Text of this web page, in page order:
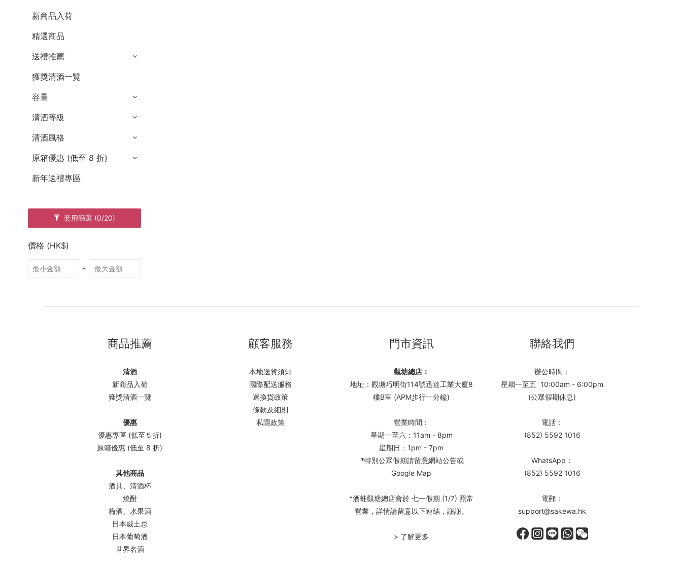
新商品入荷
精選商品
送禮推薦
獲獎清酒一覽
容量
清酒等級
清酒風格
原箱優惠 (低至 8 折)
新年送禮專區
套用篩選 (0/20)
價格 (HK$)
~
商品推薦
清酒
新商品入荷
獲獎清酒一覽
優惠
優惠專區 (低至５折)
原箱優惠 (低至 8 折)
其他商品
酒具、清酒杯
燒酎
梅酒、水果酒
日本威士忌
日本葡萄酒
世界名酒
顧客服務
本地送貨須知
國際配送服務
退換貨政策
條款及細則
私隱政策
門市資訊
觀塘總店：
地址：觀塘巧明街114號迅達工業大廈8
樓B室 (APM步行一分鐘)
營業時間：
星期一至六：11am - 8pm
星期日：1pm - 7pm
*特別公眾假期請留意網站公告或
Google Map
*酒蛙觀塘總店會於 七一假期 (1/7) 照常
營業，詳情請留意以下連結，謝謝。
> 了解更多
聯絡我們
辦公時間：
星期一至五 10:00am - 6:00pm
(公眾假期休息)
電話：
(852) 5592 1016
WhatsApp：
(852) 5592 1016
電郵：
support@sakewa.hk